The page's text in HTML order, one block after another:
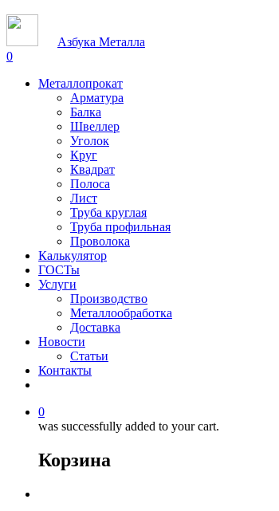
Азбука Металла
0
Металлопрокат
Арматура
Балка
Швеллер
Уголок
Круг
Квадрат
Полоса
Лист
Труба круглая
Труба профильная
Проволока
Калькулятор
ГОСТы
Услуги
Производство
Металлообработка
Доставка
Новости
Статьи
Контакты
0
was successfully added to your cart.
Корзина